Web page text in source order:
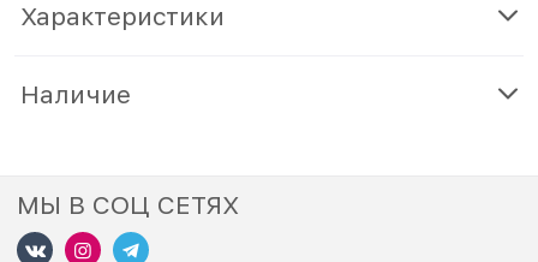
Характеристики
Наличие
МЫ В СОЦ СЕТЯХ